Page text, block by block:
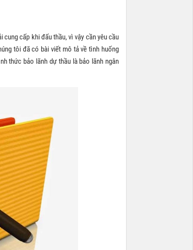
cấp khi đấu thầu, vì vậy cần yêu cầu
tôi đã có bài viết mô tả về tình huống
thức bảo lãnh dự thầu là bảo lãnh ngân